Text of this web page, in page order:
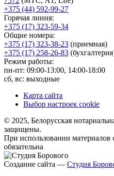
+375 (44) 592-99-27
Горячая линия:
+375 (17) 323-59-34
Общие номера:
+375 (17) 323-38-23 (приемная)
+375 (17) 258-26-83
Режим работы:
пн-пт: 09:00-13:00, 14:00-18:00
сб, вс: выходные
Карта сайта
Выбор настроек cookie
© 2025, Белорусская
защищены.
При использовании материалов
обязательна
Создание сайта — Студия